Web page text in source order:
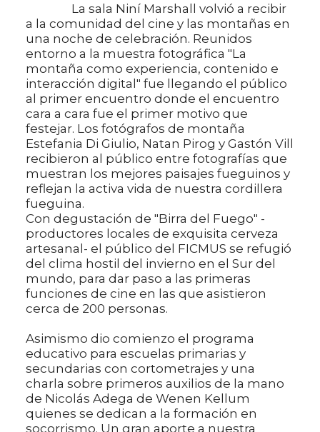
La sala Niní Marshall volvió a recibir
a la comunidad del cine y las montañas en
una noche de celebración. Reunidos
entorno a la muestra fotográfica "La
montaña como experiencia, contenido e
interacción digital" fue llegando el público
al primer encuentro donde el encuentro
cara a cara fue el primer motivo que
festejar. Los fotógrafos de montaña
Estefania Di Giulio, Natan Pirog y Gastón Vill
recibieron al público entre fotografías que
muestran los mejores paisajes fueguinos y
reflejan la activa vida de nuestra cordillera
fueguina.
Con degustación de "Birra del Fuego" -
productores locales de exquisita cerveza
artesanal- el público del FICMUS se refugió
del clima hostil del invierno en el Sur del
mundo, para dar paso a las primeras
funciones de cine en las que asistieron
cerca de 200 personas.
Asimismo dio comienzo el programa
educativo para escuelas primarias y
secundarias con cortometrajes y una
charla sobre primeros auxilios de la mano
de Nicolás Adega de Wenen Kellum
quienes se dedican a la formación en
socorrismo. Un gran aporte a nuestra